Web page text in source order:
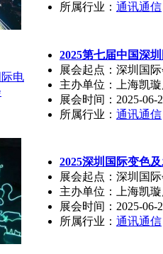
所属行业： 通讯通信
2025第七届中国深
展会起点：深圳国
主办单位：上海凯
展会时间：2025-06-
所属行业： 通讯通信
2025深圳国际变色
展会起点：深圳国
主办单位：上海凯
展会时间：2025-06-
所属行业： 通讯通信